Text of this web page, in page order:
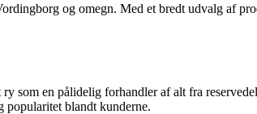
og omegn. Med et bredt udvalg af
som en pålidelig forhandler af alt fra
popularitet blandt kunderne.